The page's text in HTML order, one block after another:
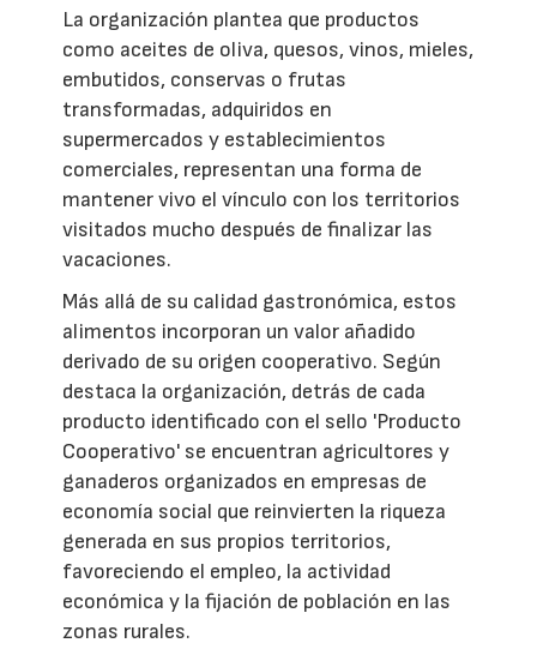
La organización plantea que productos
como aceites de oliva, quesos, vinos, mieles,
embutidos, conservas o frutas
transformadas, adquiridos en
supermercados y establecimientos
comerciales, representan una forma de
mantener vivo el vínculo con los territorios
visitados mucho después de finalizar las
vacaciones.
Más allá de su calidad gastronómica, estos
alimentos incorporan un valor añadido
derivado de su origen cooperativo. Según
destaca la organización, detrás de cada
producto identificado con el sello 'Producto
Cooperativo' se encuentran agricultores y
ganaderos organizados en empresas de
economía social que reinvierten la riqueza
generada en sus propios territorios,
favoreciendo el empleo, la actividad
económica y la fijación de población en las
zonas rurales.